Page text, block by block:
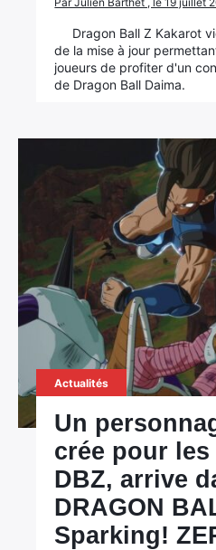
Dragon Ball Z Kakarot
de la mise à jour
joueurs de profiter d'un
de Dragon Ball Daima.
Actualités
Un
crée pour
DBZ, arrive
DRAGON
Sparking!